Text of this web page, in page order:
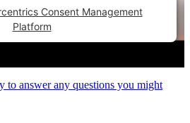
Consent Management
Platform
to answer any questions you might